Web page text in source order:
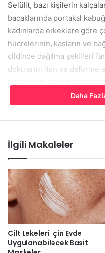
Selülit, bazı kişilerin
bacaklarında portakal
kadınlarda erkeklere göre
hücrelerinin, kasların ve
cildinde dağılma şekilleri
dokularını iten ve deforme
görünümünde karakteristik
Doktorlar selüliti ödemli
olarak adlandırır.
Yayılan bakteriyel bir
dokuların iltihaplanması
ilişkili değildir.
Selülit Neden
Daha
İlgili Makaleler
Cilt Lekeleri İçin Evde
Uygulanabilecek Basit